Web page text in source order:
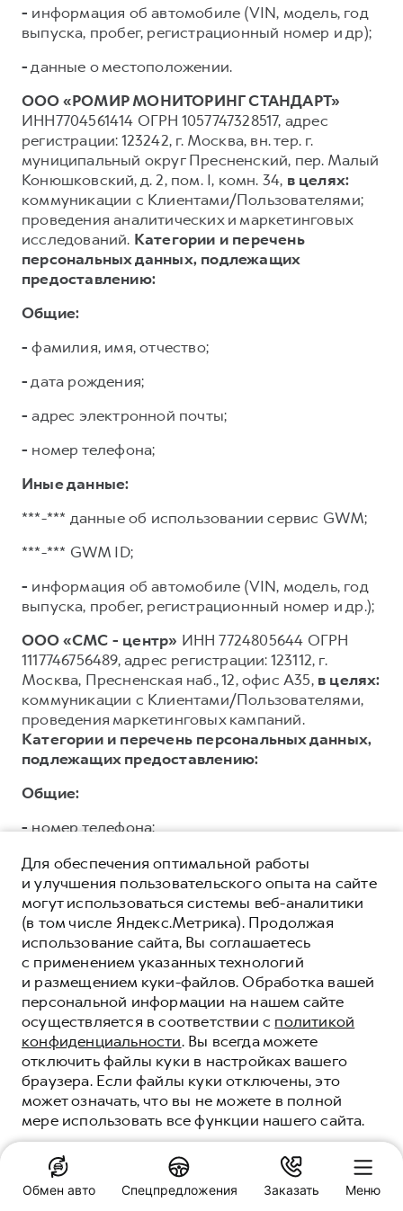
- информация об автомобиле (VIN, модель, год
выпуска, пробег, регистрационный номер и др);
-данные о местоположении.
ООО «РОМИР МОНИТОРИНГ СТАНДАРТ»
ИНН7704561414 ОГРН 1057747328517, адрес
регистрации: 123242, г. Москва, вн. тер. г.
муниципальный округ Пресненский, пер. Малый
Конюшковский, д. 2, пом. I, комн. 34, в целях:
коммуникации с Клиентами/Пользователями;
проведения аналитических и маркетинговых
исследований. Категории и перечень
персональных данных, подлежащих
предоставлению:
Общие:
- фамилия, имя, отчество;
-дата рождения;
- адрес электронной почты;
- номер телефона;
Иные данные:
***-*** данные об использовании сервис GWM;
***-*** GWM ID;
- информация об автомобиле (VIN, модель, год
выпуска, пробег, регистрационный номер и др.);
ООО «СМС - центр» ИНН 7724805644 ОГРН
1117746756489, адрес регистрации: 123112, г.
Москва, Пресненская наб., 12, офис А35, в целях:
коммуникации с Клиентами/Пользователями,
проведения маркетинговых кампаний.
Категории и перечень персональных данных,
подлежащих предоставлению:
Общие:
-номер телефона;
ООО «СЛАВА ГРУПП»ИНН 7704875192 ОГРН
5147746150041, адрес регистрации: г. Москва, ул.
Тверская, дом 16, стр.3, помещ. 3 в целях:
коммуникации с Клиентами/Пользователями, в
том числе: направления e.mail рассылки;
проведения маркетинговых кампаний и
исследований; поддержки процесса продаж,
аналитики данных.Категории и перечень
персональных данных, подлежащих
предоставлению:
Общие:
-фамилия, имя, отчество;
-дата рождения;
адрес электронной почты;
Для обеспечения оптимальной работы
и улучшения пользовательского опыта на сайте
могут использоваться системы веб-аналитики
(в том числе Яндекс.Метрика). Продолжая
использование сайта, Вы соглашаетесь
с применением указанных технологий
и размещением куки-файлов. Обработка вашей
персональной информации на нашем сайте
осуществляется в соответствии с политикой
конфиденциальности. Вы всегда можете
отключить файлы куки в настройках вашего
браузера. Если файлы куки отключены, это
может означать, что вы не можете в полной
мере использовать все функции нашего сайта.
ПОНЯТНО
Обмен авто Спецпредложения Заказать Меню